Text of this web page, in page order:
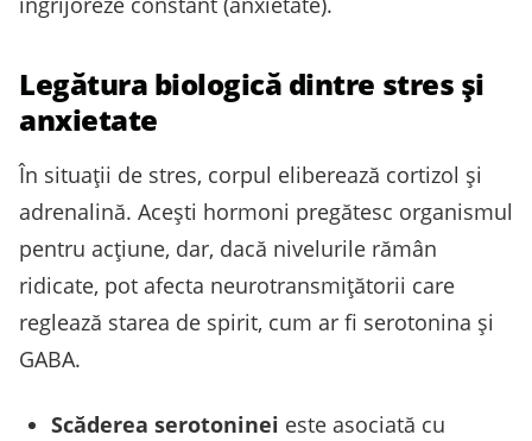
Legătura biologică dintre stres și
anxietate
În situații de stres, corpul eliberează cortizol și
adrenalină. Acești hormoni pregătesc organismul
pentru acțiune, dar, dacă nivelurile rămân
ridicate, pot afecta neurotransmițătorii care
reglează starea de spirit, cum ar fi serotonina și
GABA.
Scăderea serotoninei este asociată cu